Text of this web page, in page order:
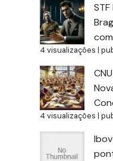
4 visualizações |
4 visualizações |